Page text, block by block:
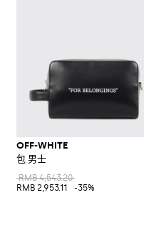
OFF-WHITE
包 男士
RMB 4,543.20
RMB 2,953.11
-35%